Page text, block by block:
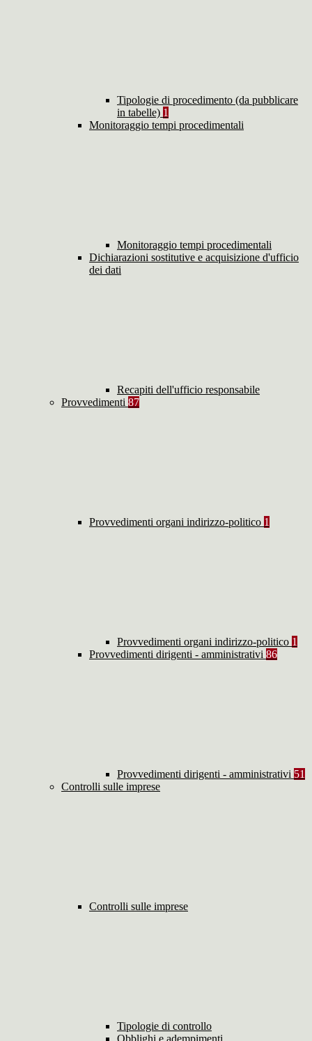
Tipologie di procedimento (da pubblicare
in tabelle) 1
Monitoraggio tempi procedimentali
Monitoraggio tempi procedimentali
Dichiarazioni sostitutive e acquisizione d'ufficio
dei dati
Recapiti dell'ufficio responsabile
Provvedimenti 87
Provvedimenti organi indirizzo-politico 1
Provvedimenti organi indirizzo-politico 1
Provvedimenti dirigenti - amministrativi 86
Provvedimenti dirigenti - amministrativi 51
Controlli sulle imprese
Controlli sulle imprese
Tipologie di controllo